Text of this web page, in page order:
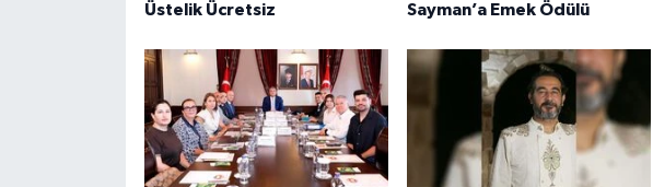
Üstelik Ücretsiz
Sayman’a Emek Ödülü